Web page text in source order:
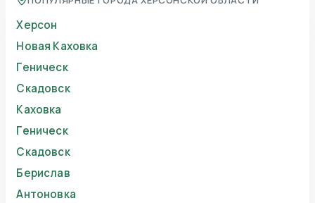
Херсон
Новая Каховка
Геническ
Скадовск
Каховка
Геническ
Скадовск
Берислав
Антоновка